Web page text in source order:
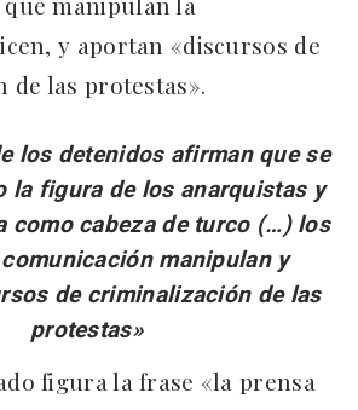
y aportan «discursos de
de las protestas».
los detenidos afirman que se
la figura de los anarquistas y
como cabeza de turco (…) los
manipulan y
de criminalización de las
protestas»
figura la frase «la prensa